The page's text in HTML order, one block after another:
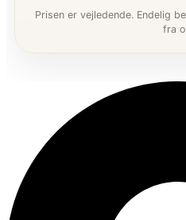
Prisen er vejledende. Endelig
fra